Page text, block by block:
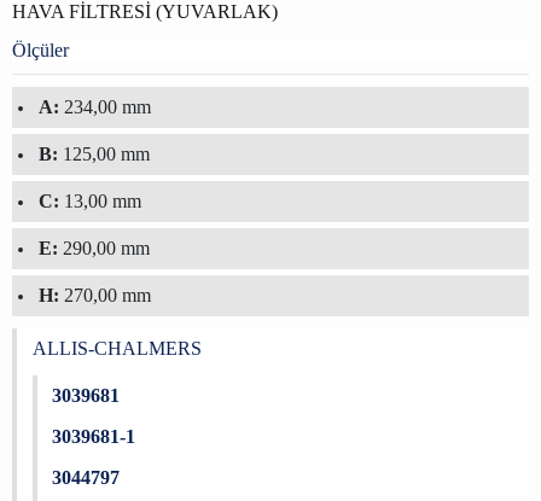
HAVA FİLTRESİ (YUVARLAK)
Ölçüler
A: 234,00 mm
B: 125,00 mm
C: 13,00 mm
E: 290,00 mm
H: 270,00 mm
ALLIS-CHALMERS
3039681
3039681-1
3044797